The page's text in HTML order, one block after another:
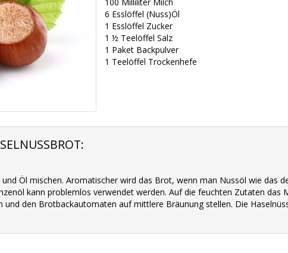
6 Esslöffel (Nuss)Öl
1 Esslöffel Zucker
1 ½ Teelöffel Salz
1 Paket Backpulver
1 Teelöffel Trockenhefe
Öl mischen. Aromatischer wird das Brot, wenn man Nussöl wie das
kann problemlos verwendet werden. Auf die feuchten Zutaten das
und den Brotbackautomaten auf mittlere Bräunung stellen. Die